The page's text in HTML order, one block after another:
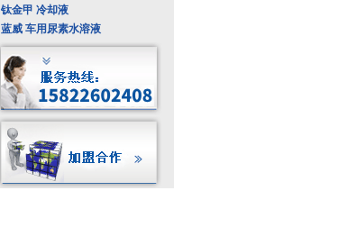
钛金甲 冷却液
蓝威 车用尿素水溶液